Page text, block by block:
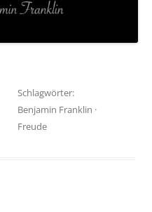
Schlagwörter:
Benjamin Franklin ·
Freude